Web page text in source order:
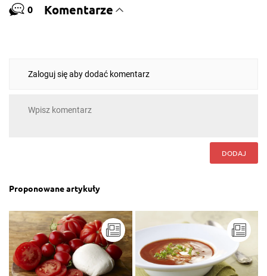
0 Komentarze
Zaloguj się aby dodać komentarz
DODAJ
Proponowane artykuły